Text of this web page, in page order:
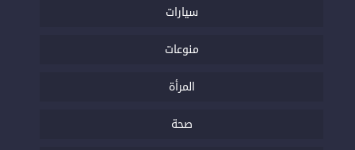
سيارات
منوعات
المرأة
صحة